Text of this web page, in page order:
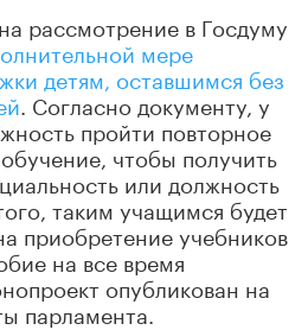
рассмотрение в Госдуму
мере
детям, оставшимся без
. Согласно документу, у
пройти повторное
чтобы получить
или должность
таким учащимся будет
приобретение учебников
на все время
опубликован на
парламента.